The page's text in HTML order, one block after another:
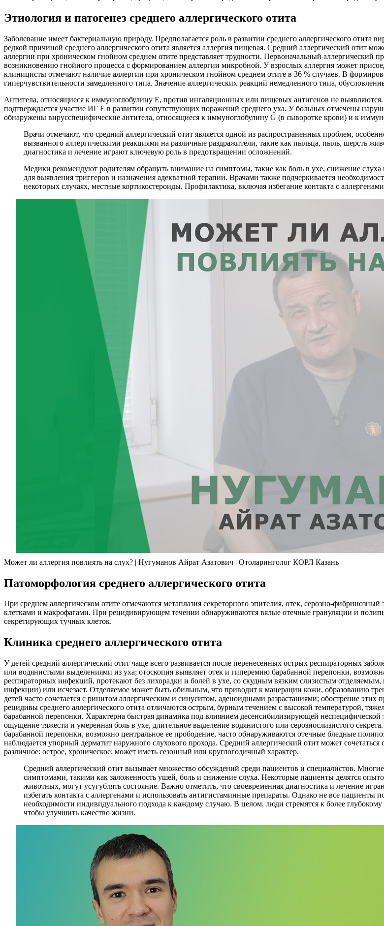
Этиология и патогенез среднего аллергического отита
Заболевание имеет бактериальную природу. Предполагается роль в развитии среднего аллергического
редкой причиной среднего аллергического отита является аллергия пищевая. Средний аллергический отит
аллергии при хроническом гнойном среднем отите представляет трудности. Первоначальный аллергический
возникновению гнойного процесса с формированием аллергии микробной. У взрослых аллергия может
клиницисты отмечают наличие аллергии при хроническом гнойном среднем отите в 36 % случаев. В
гиперчувствительности замедленного типа. Значение аллергических реакций немедленного типа,
Антитела, относящиеся к иммуноглобулину Е, против ингаляционных или пищевых антигенов не
подтверждается участие ИГ Е в развитии сопутствующих поражений среднего уха. У больных отмечены
обнаружены вирусспецифические антитела, относящиеся к иммуноглобулину G (в сыворотке крови) и к
Врачи отмечают, что средний аллергический отит является одной из распространенных проблем,
вызванного аллергическими реакциями на различные раздражители, такие как пыльца, пыль, шерсть
диагностика и лечение играют ключевую роль в предотвращении осложнений.
Медики рекомендуют родителям обращать внимание на симптомы, такие как боль в ухе, снижение
для выявления триггеров и назначения адекватной терапии. Врачами также подчеркивается
некоторых случаях, местные кортикостероиды. Профилактика, включая избегание контакта с
Может ли аллергия повлиять на слух? | Нугуманов Айрат Азатович | Отоларинголог КОРЛ Казань
Патоморфология среднего аллергического отита
При среднем аллергическом отите отмечаются метаплазия секреторного эпителия, отек, серозно-
клетками и макрофагами. При рецидивирующем течении обнаруживаются вялые отечные грануляции и
секретирующих тучных клеток.
Клиника среднего аллергического отита
У детей средний аллергический отит чаще всего развивается после перенесенных острых респираторных
или водянистыми выделениями из уха; отоскопия выявляет отек и гиперемию барабанной перепонки,
респираторных инфекций, протекают без лихорадки и болей в ухе, со скудным вязким слизистым
инфекции) или исчезает. Отделяемое может быть обильным, что приводит к мацерации кожи, образованию
детей часто сочетается с ринитом аллергическим и синуситом, аденоидными разрастаниями; обострение
рецидивы среднего аллергического отита отличаются острым, бурным течением с высокой температурой,
барабанной перепонки. Характерна быстрая динамика под влиянием десенсибилизирующей
ощущение тяжести и умеренная боль в ухе, длительное выделение водянистого или серознослизистого
барабанной перепонки, возможно центральное ее прободение, часто обнаруживаются отечные бледные
наблюдается упорный дерматит наружного слухового прохода. Средний аллергический отит может
различное: острое, хроническое; может иметь сезонный или круглогодичный характер.
Средний аллергический отит вызывает множество обсуждений среди пациентов и специалистов.
симптомами, такими как заложенность ушей, боль и снижение слуха. Некоторые пациенты делятся
животных, могут усугублять состояние. Важно отметить, что своевременная диагностика и лечение
избегать контакта с аллергенами и использовать антигистаминные препараты. Однако не все
необходимости индивидуального подхода к каждому случаю. В целом, люди стремятся к более
чтобы улучшить качество жизни.